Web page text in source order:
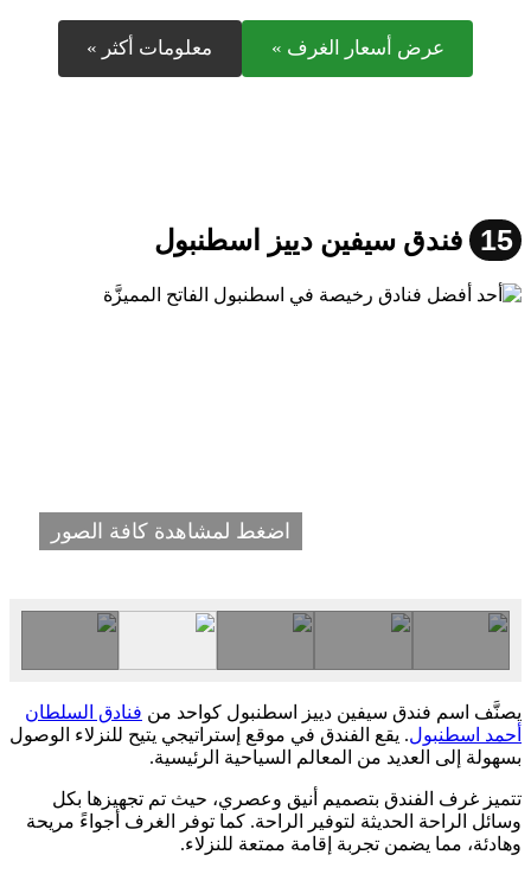
عرض أسعار الغرف » معلومات أكثر »
15 فندق سيفين دييز اسطنبول
اضغط لمشاهدة كافة الصور
يصنَّف اسم فندق سيفين دييز اسطنبول كواحد من فنادق السلطان
أحمد اسطنبول. يقع الفندق في موقع إستراتيجي يتيح للنزلاء الوصول
بسهولة إلى العديد من المعالم السياحية الرئيسية.
تتميز غرف الفندق بتصميم أنيق وعصري، حيث تم تجهيزها بكل
وسائل الراحة الحديثة لتوفير الراحة. كما توفر الغرف أجواءً مريحة
وهادئة، مما يضمن تجربة إقامة ممتعة للنزلاء.